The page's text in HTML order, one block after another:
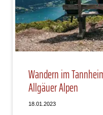
Wandern im
Allgäuer Alpen
18.01.2023